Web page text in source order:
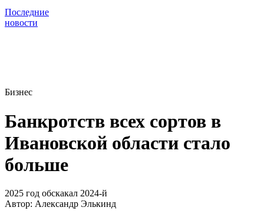
Последние
новости
Бизнес
Банкротств всех сортов в
Ивановской области стало
больше
2025 год обскакал 2024-й
Автор: Александр Элькинд